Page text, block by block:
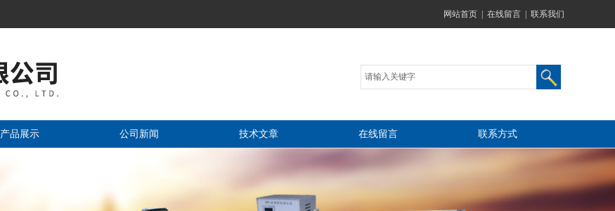
网站首页 在线留言 联系我们
产品展示 公司新闻 技术文章 在线留言 联系方式